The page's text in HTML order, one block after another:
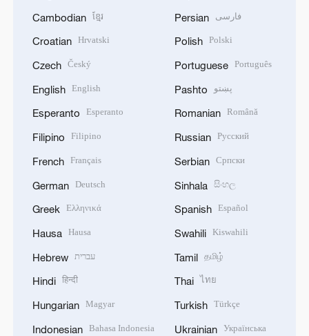
Cambodian ខ្មែរ
Croatian Hrvatski
Czech Český
English English
Esperanto Esperanto
Filipino Filipino
French Français
German Deutsch
Greek Ελληνικά
Hausa Hausa
Hebrew עברית
Hindi हिन्दी
Hungarian Magyar
Indonesian Bahasa Indonesia
Persian فارسی
Polish Polski
Portuguese Português
Pashto پښتو
Romanian Română
Russian Русский
Serbian Српски
Sinhala සිංහල
Spanish Español
Swahili Kiswahili
Tamil தமிழ்
Thai ไทย
Turkish Türkçe
Ukrainian Українська